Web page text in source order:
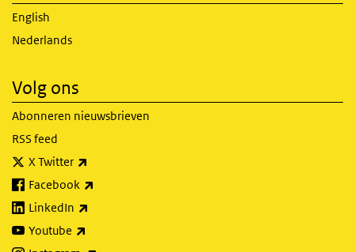
English
Nederlands
Volg ons
Abonneren nieuwsbrieven
RSS feed
X Twitter
Facebook
LinkedIn
Youtube